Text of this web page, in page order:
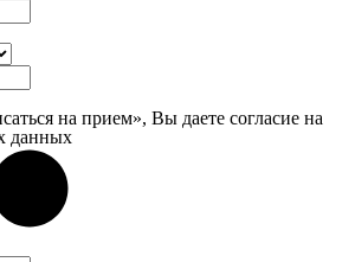
на прием», Вы даете согласие на
данных